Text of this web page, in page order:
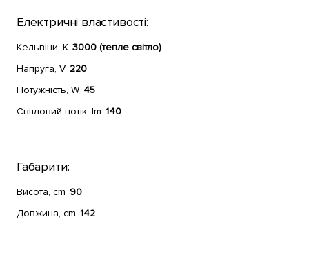
Електричні властивості:
Кельвіни, К 3000 (тепле світло)
Напруга, V 220
Потужність, W 45
Світловий потік, lm 140
Габарити:
Висота, cm 90
Довжина, cm 142